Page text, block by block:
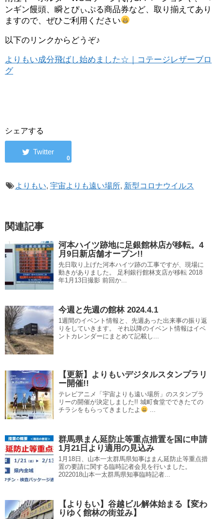
ンギン饅頭、瞬とぴぃぷる商品券など、取り揃えてあり
ますので、ぜひご利用ください
以下のリンクからどうぞ♪
よりもい成分飛ばし始めました☆｜コテージレザーブロ
グ
シェアする
0
よりもい, 宇宙よりも遠い場所, 新型コロナウイルス
関連記事
河本ハイツ跡地に足銀館林店が移転。4
月9日新店舗オープン!!
先日取り上げた河本ハイツ跡の工事ですが、現場に
動きがありました。 足利銀行館林支店が移転 2018
年1月13日撮影 前回か...
今週と先週の館林 2024.4.1
1週間のイベント情報と、先週あった出来事の振り返
りをしていきます。 それ以降のイベント情報はイベ
ントカレンダーにまとめて記載し...
【更新】よりもいデジタルスタンプラリ
ー開催!!
テレビアニメ「宇宙よりも遠い場所」のスタンプラ
リーの開催が決定しました!! 城町食堂でできたての
チラシをもらってきましたよ
群馬県まん延防止等重点措置を国に申請
1月21日より適用の見込み
1月18日、山本一太群馬県知事はまん延防止等重点措
置の要請に関する臨時記者会見を行いました。
2022018山本一太群馬県知事臨時記者...
【よりもい】谷越ビル解体始まる【変わ
りゆく館林の街並み】